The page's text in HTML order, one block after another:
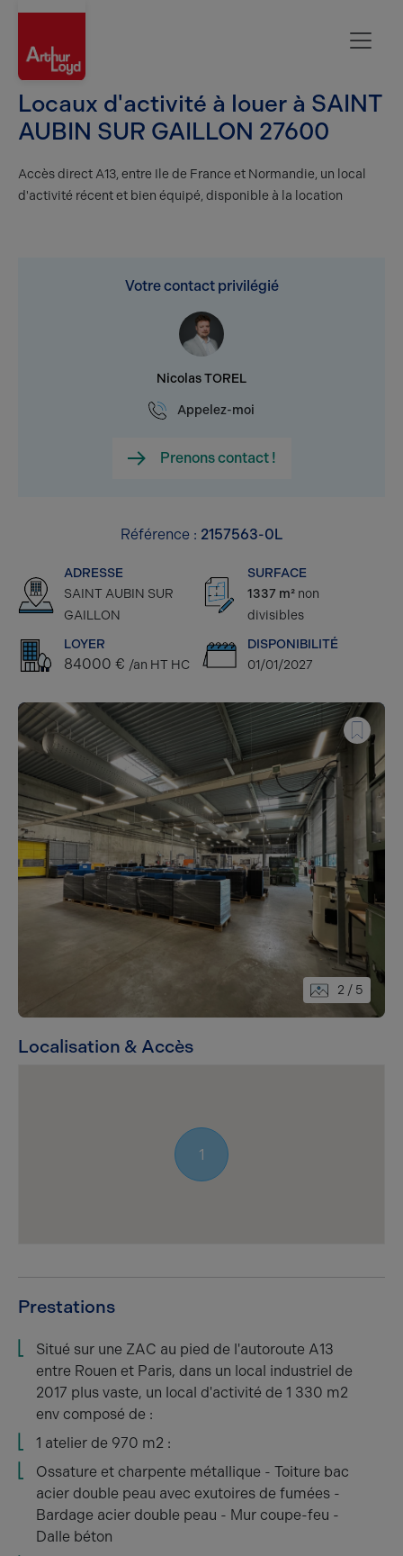
Locaux d'activité à louer à SAINT
AUBIN SUR GAILLON 27600
Accès direct A13, entre Ile de France et Normandie, un local
d'activité récent et bien équipé, disponible à la location
Votre contact privilégié
Nicolas TOREL
Appelez-moi
Prenons contact !
Référence : 2157563-0L
ADRESSE
SAINT AUBIN SUR
GAILLON
SURFACE
1337 m² non
divisibles
LOYER
84000 € /an HT HC
DISPONIBILITÉ
01/01/2027
2 / 5
Localisation & Accès
1
Prestations
Situé sur une ZAC au pied de l'autoroute A13
entre Rouen et Paris, dans un local industriel de
2017 plus vaste, un local d'activité de 1 330 m2
env composé de :
1 atelier de 970 m2 :
Ossature et charpente métallique - Toiture bac
acier double peau avec exutoires de fumées -
Bardage acier double peau - Mur coupe-feu -
Dalle béton